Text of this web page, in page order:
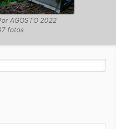
AGOSTO 2022
fotos